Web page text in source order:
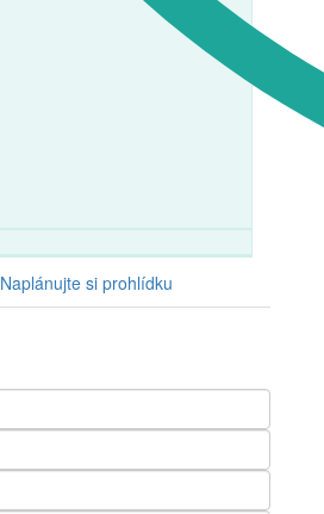
Naplánujte si prohlídku